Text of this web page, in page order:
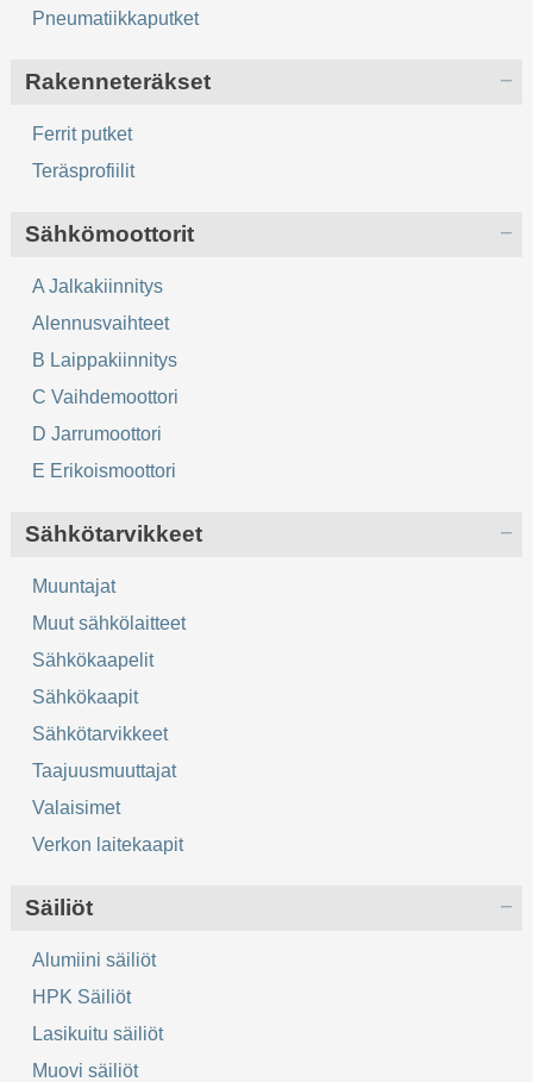
Pneumatiikkaputket
Rakenneteräkset
Ferrit putket
Teräsprofiilit
Sähkömoottorit
A Jalkakiinnitys
Alennusvaihteet
B Laippakiinnitys
C Vaihdemoottori
D Jarrumoottori
E Erikoismoottori
Sähkötarvikkeet
Muuntajat
Muut sähkölaitteet
Sähkökaapelit
Sähkökaapit
Sähkötarvikkeet
Taajuusmuuttajat
Valaisimet
Verkon laitekaapit
Säiliöt
Alumiini säiliöt
HPK Säiliöt
Lasikuitu säiliöt
Muovi säiliöt